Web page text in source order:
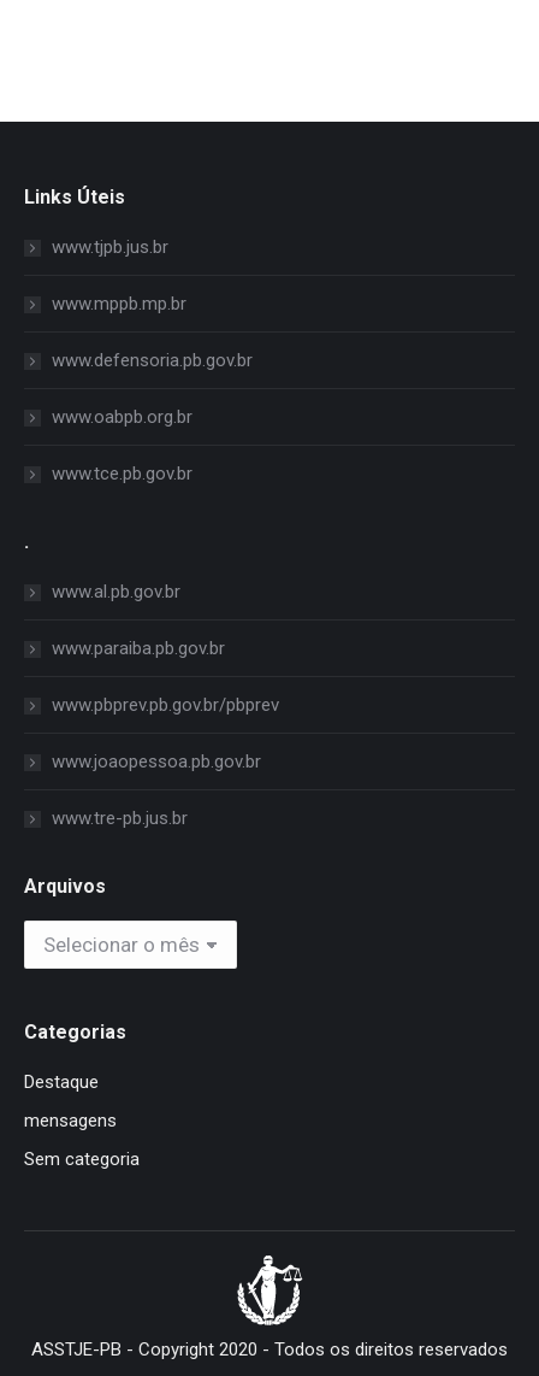
Links Úteis
www.tjpb.jus.br
www.mppb.mp.br
www.defensoria.pb.gov.br
www.oabpb.org.br
www.tce.pb.gov.br
.
www.al.pb.gov.br
www.paraiba.pb.gov.br
www.pbprev.pb.gov.br/pbprev
www.joaopessoa.pb.gov.br
www.tre-pb.jus.br
Arquivos
Arquivos
Categorias
Destaque
mensagens
Sem categoria
ASSTJE-PB - Copyright 2020 - Todos os direitos reservados